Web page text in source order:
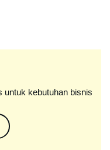
untuk kebutuhan bisnis